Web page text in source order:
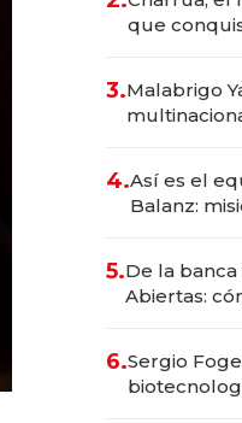
millones
que
prepara
3.Malabrigo
4.Así es el
Balanz:
5.De la banca
Abiertas:
6.Sergio